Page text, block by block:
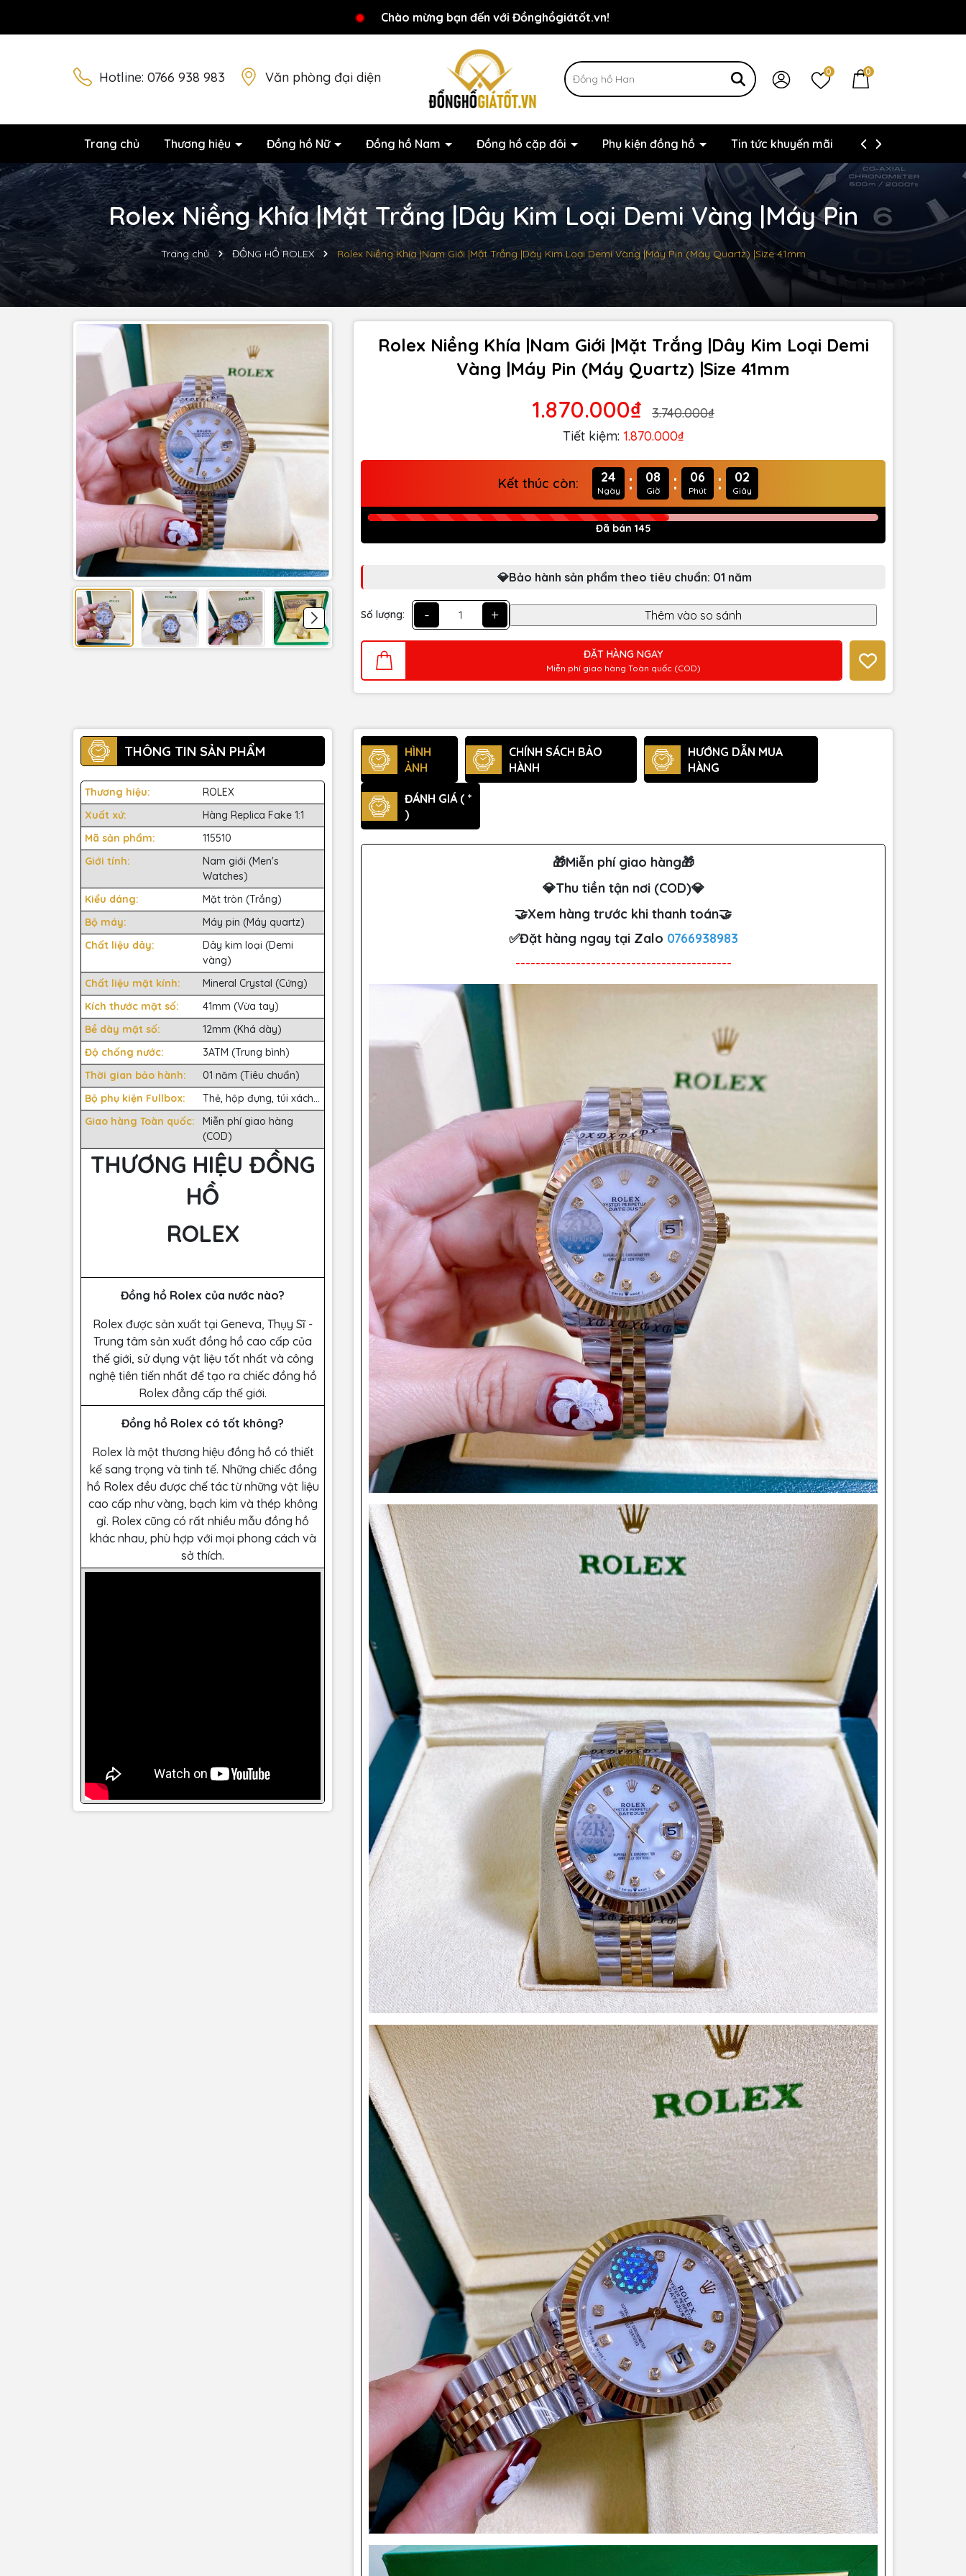
Chào mừng bạn đến với Đồnghồgiátốt.vn!
Chương trình khuyến mãi đang chờ đợi bạn
Hotline: 0766 938 983 Văn phòng đại diện 0 0
Trang chủ Thương hiệu Đồng hồ Nữ Đồng hồ Nam Đồng hồ cặp đôi Phụ kiện đồng hồ Tin tức khuyến mãi Thông tin liên hệ
Rolex Niềng Khía |Mặt Trắng |Dây Kim Loại Demi Vàng |Máy Pin
Trang chủ ĐỒNG HỒ ROLEX Rolex Niềng Khía |Nam Giới |Mặt Trắng |Dây Kim Loại Demi Vàng |Máy Pin (Máy Quartz) |Size 41mm
Rolex Niềng Khía |Nam Giới |Mặt Trắng |Dây Kim Loại Demi
Vàng |Máy Pin (Máy Quartz) |Size 41mm
1.870.000₫
3.740.000₫
Tiết kiệm: 1.870.000₫
Kết thúc còn: 24
Ngày : 08
Giờ : 06
Phút : 00
Giây
Đã bán 145
💎Bảo hành sản phẩm theo tiêu chuẩn: 01 năm
Số lượng: - +
ĐẶT HÀNG NGAY
Miễn phí giao hàng Toàn quốc (COD)
THÔNG TIN SẢN PHẨM
Thương hiệu:
ROLEX
Xuất xứ:
Hàng Replica Fake 1:1
Mã sản phẩm:
115510
Giới tính:
Nam giới (Men's
Watches)
Kiểu dáng:
Mặt tròn (Trắng)
Bộ máy:
Máy pin (Máy quartz)
Chất liệu dây:
Dây kim loại (Demi
vàng)
Chất liệu mặt kính:
Mineral Crystal (Cứng)
Kích thước mặt số:
41mm (Vừa tay)
Bề dày mặt số:
12mm (Khá dày)
Độ chống nước:
3ATM (Trung bình)
Thời gian bảo hành:
01 năm (Tiêu chuẩn)
Bộ phụ kiện Fullbox:
Thẻ, hộp đựng, túi xách...
Giao hàng Toàn quốc:
Miễn phí giao hàng
(COD)
THƯƠNG HIỆU ĐỒNG
HỒ
ROLEX
Đồng hồ Rolex của nước nào?
Rolex được sản xuất tại Geneva, Thụy Sĩ -
Trung tâm sản xuất đồng hồ cao cấp của
thế giới, sử dụng vật liệu tốt nhất và công
nghệ tiên tiến nhất để tạo ra chiếc đồng hồ
Rolex đẳng cấp thế giới.
Đồng hồ Rolex có tốt không?
Rolex là một thương hiệu đồng hồ có thiết
kế sang trọng và tinh tế. Những chiếc đồng
hồ Rolex đều được chế tác từ những vật liệu
cao cấp như vàng, bạch kim và thép không
gỉ. Rolex cũng có rất nhiều mẫu đồng hồ
khác nhau, phù hợp với mọi phong cách và
sở thích.
HÌNH
ẢNH
CHÍNH SÁCH BẢO
HÀNH
HƯỚNG DẪN MUA
HÀNG
ĐÁNH GIÁ ( *
)
🎁Miễn phí giao hàng🎁
💎Thu tiền tận nơi (COD)💎
🤝Xem hàng trước khi thanh toán🤝
✅Đặt hàng ngay tại Zalo 0766938983
-------------------------------------------